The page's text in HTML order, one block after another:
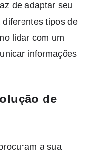
de adaptar seu
tipos de
lidar com um
informações
de
a sua